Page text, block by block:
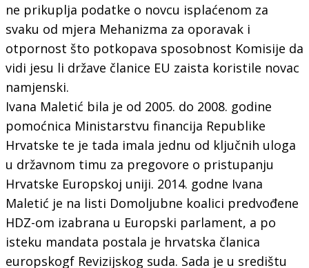
ne prikuplja podatke o novcu isplaćenom za
svaku od mjera Mehanizma za oporavak i
otpornost što potkopava sposobnost Komisije da
vidi jesu li države članice EU zaista koristile novac
namjenski.
Ivana Maletić bila je od 2005. do 2008. godine
pomoćnica Ministarstvu financija Republike
Hrvatske te je tada imala jednu od ključnih uloga
u državnom timu za pregovore o pristupanju
Hrvatske Europskoj uniji. 2014. godne Ivana
Maletić je na listi Domoljubne koalici predvođene
HDZ-om izabrana u Europski parlament, a po
isteku mandata postala je hrvatska članica
europskogf Revizijskog suda. Sada je u središtu